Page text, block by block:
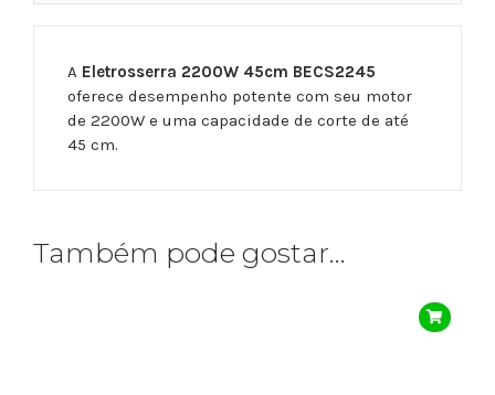
A Eletrosserra 2200W 45cm BECS2245
oferece desempenho potente com seu motor
de 2200W e uma capacidade de corte de até
45 cm.
Também pode gostar…